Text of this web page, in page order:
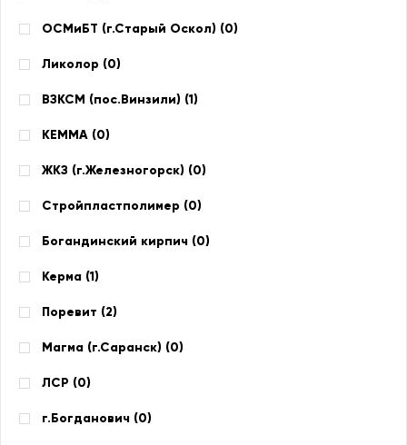
ОСМиБТ (г.Старый Оскол) (0)
Ликолор (0)
ВЗКСМ (пос.Винзили) (1)
КЕММА (0)
ЖКЗ (г.Железногорск) (0)
Стройпластполимер (0)
Богандинский кирпич (0)
Керма (1)
Поревит (2)
Магма (г.Саранск) (0)
ЛСР (0)
г.Богданович (0)